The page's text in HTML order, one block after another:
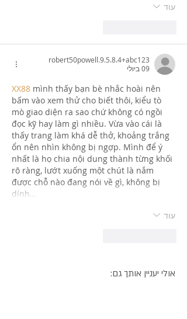
עוד
robert50powell.9.5.8.4+abc123
09 ביולי
XX88 mình thấy bạn bè nhắc hoài nên
bấm vào xem thử cho biết thôi, kiểu tò
mò giao diện ra sao chứ không có ngồi
đọc kỹ hay làm gì nhiều. Vừa vào cái là
thấy trang làm khá dễ thở, khoảng trắng
ổn nên nhìn không bị ngợp. Mình để ý
nhất là họ chia nội dung thành từng khối
rõ ràng, lướt xuống một chút là nắm
được chỗ nào đang nói về gì, không bị
dính…
עוד
אולי יעניין אותך גם: